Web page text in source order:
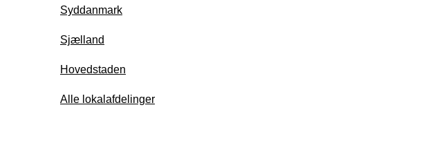
Syddanmark
Sjælland
Hovedstaden
Alle lokalafdelinger